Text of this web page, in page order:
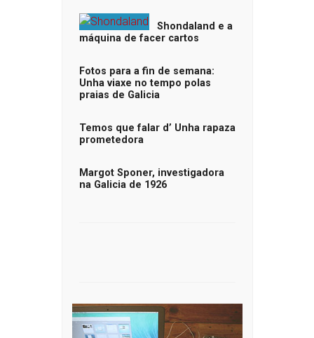
Shondaland e a
máquina de facer cartos
Fotos para a fin de semana:
Unha viaxe no tempo polas
praias de Galicia
Temos que falar d’ Unha rapaza
prometedora
Margot Sponer, investigadora
na Galicia de 1926